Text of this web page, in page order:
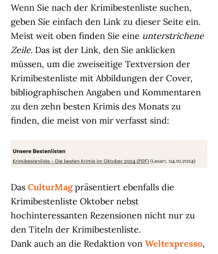
Wenn Sie nach der Krimibestenliste suchen,
geben Sie einfach den Link zu dieser Seite ein.
Meist weit oben finden Sie eine unterstrichene
Zeile. Das ist der Link, den Sie anklicken
müssen, um die zweiseitige Textversion der
Krimibestenliste mit Abbildungen der Cover,
bibliographischen Angaben und Kommentaren
zu den zehn besten Krimis des Monats zu
finden, die meist von mir verfasst sind:
DasCulturMagpräsentiert ebenfalls die
Krimibestenliste Oktober nebst
hochinteressanten Rezensionen nicht nur zu
den Titeln der Krimibestenliste.
Dank auch an die Redaktion vonWeltexpresso,